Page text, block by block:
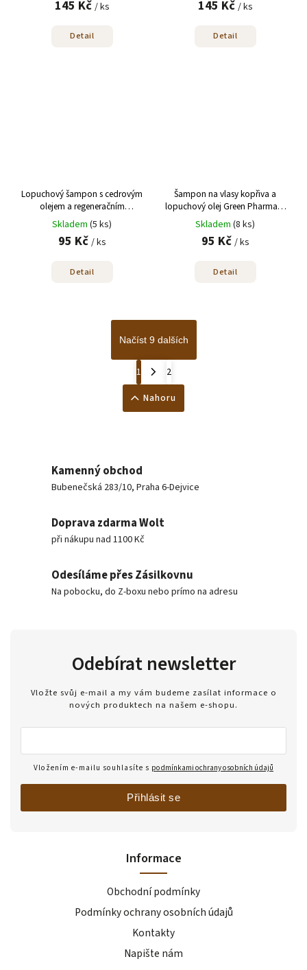
145 Kč / ks
Detail
145 Kč / ks
Detail
Lopuchový šampon s cedrovým
olejem a regeneračním
komplexem Fito Cosmetic
270ml
Skladem (5 ks)
95 Kč / ks
Detail
Šampon na vlasy kopřiva a
lopuchový olej Green Pharmacy
350ml
Skladem (8 ks)
95 Kč / ks
Detail
Načíst 9 dalších
1
2
Nahoru
Kamenný obchod
Bubenečská 283/10, Praha 6-Dejvice
Doprava zdarma Wolt
při nákupu nad 1100 Kč
Odesíláme přes Zásilkovnu
Na pobocku, do Z-boxu nebo prímo na adresu
Informace
Obchodní podmínky
Podmínky ochrany osobních údajů
Kontakty
Napište nám
Odebírat newsletter
Vložte svůj e-mail a my vám budeme zasílat informace o
nových produktech na našem e-shopu.
Vložením e-mailu souhlasíte s podmínkami ochrany osobních údajů
Přihlásit se